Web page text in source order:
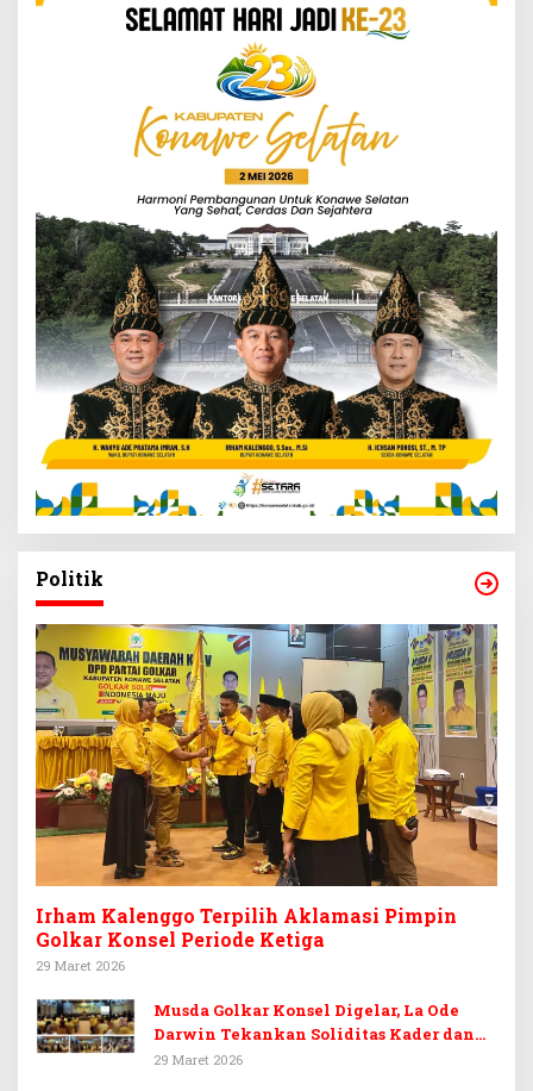
Politik
Irham Kalenggo Terpilih Aklamasi Pimpin
Golkar Konsel Periode Ketiga
29 Maret 2026
Musda Golkar Konsel Digelar, La Ode
Darwin Tekankan Soliditas Kader dan
Target 14 Kursi DPRD Konawe Selatan
29 Maret 2026